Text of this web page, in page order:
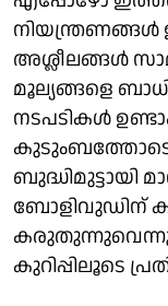
നിയന്ത്രണങ്ങൾ
അശ്ലീലങ്ങൾ
മൂല്യങ്ങളെ
നടപടികൾ
ബുദ്ധിമുട്ടായി
ബോളിവുഡിന്
കുറിപ്പിലൂടെ